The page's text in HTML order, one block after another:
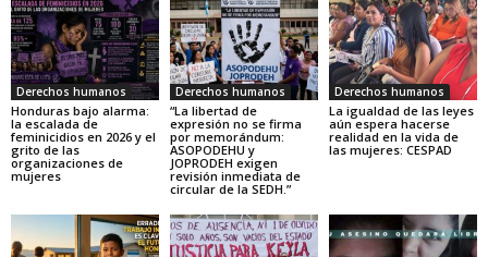
Derechos humanos
Honduras bajo alarma:
la escalada de
feminicidios en 2026 y el
grito de las
organizaciones de
mujeres
Derechos humanos
“La libertad de
expresión no se firma
por memorándum:
ASOPODEHU y
JOPRODEH exigen
revisión inmediata de
circular de la SEDH.”
Derechos humanos
La igualdad de las leyes
aún espera hacerse
realidad en la vida de
las mujeres: CESPAD